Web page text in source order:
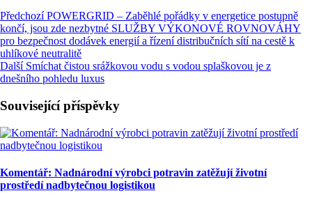
Předchozí POWERGRID – Zaběhlé pořádky v energetice postupně
končí, jsou zde nezbytné SLUŽBY VÝKONOVÉ ROVNOVÁHY
pro bezpečnost dodávek energií a řízení distribučních sítí na cestě k
uhlíkové neutralitě
Další Smíchat čistou srážkovou vodu s vodou splaškovou je z
dnešního pohledu luxus
Související příspěvky
Komentář: Nadnárodní výrobci potravin zatěžují životní
prostředí nadbytečnou logistikou